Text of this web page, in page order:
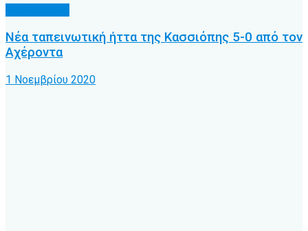
Νέα ταπεινωτική ήττα της Κασσιόπης 5-0 από τον
Αχέροντα
1 Νοεμβρίου 2020